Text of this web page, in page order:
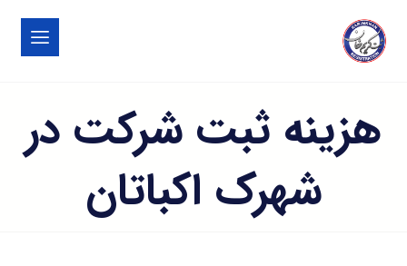
هزینه ثبت شرکت در
شهرک اکباتان